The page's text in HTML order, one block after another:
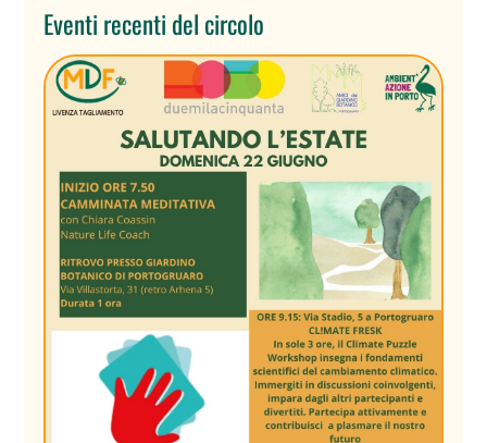
Eventi recenti del circolo